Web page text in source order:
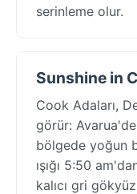
serinleme olur.
Sunshine in
Cook Adaları,
görür:
bölgede yoğun
ışığı 5:50
kalıcı gri